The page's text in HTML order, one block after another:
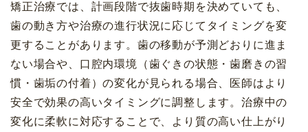
矯正治療では、計画段階で抜歯時期を決めていても、
歯の動き方や治療の進行状況に応じてタイミングを変
更することがあります。歯の移動が予測どおりに進ま
ない場合や、口腔内環境（歯ぐきの状態・歯磨きの習
慣・歯垢の付着）の変化が見られる場合、医師はより
安全で効果の高いタイミングに調整します。治療中の
変化に柔軟に対応することで、より質の高い仕上がり